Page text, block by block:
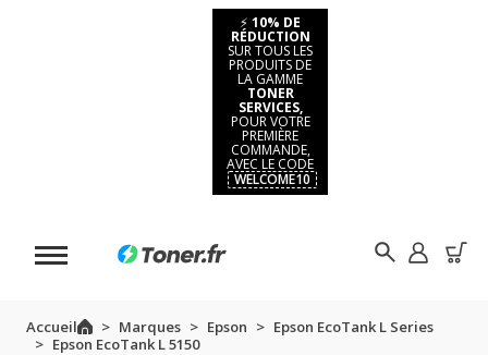
⚡ 10% DE
RÉDUCTION
SUR TOUS LES
PRODUITS DE
LA GAMME
TONER
SERVICES,
POUR VOTRE
PREMIÈRE
COMMANDE,
AVEC LE CODE
WELCOME10
Accueil Marques Epson
Epson EcoTank L Series
Epson EcoTank L 5150